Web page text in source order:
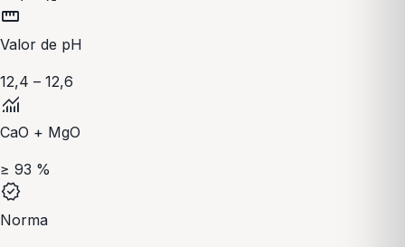
straighten
Valor de pH
12,4 – 12,6
monitoring
CaO + MgO
≥ 93 %
verified
Norma